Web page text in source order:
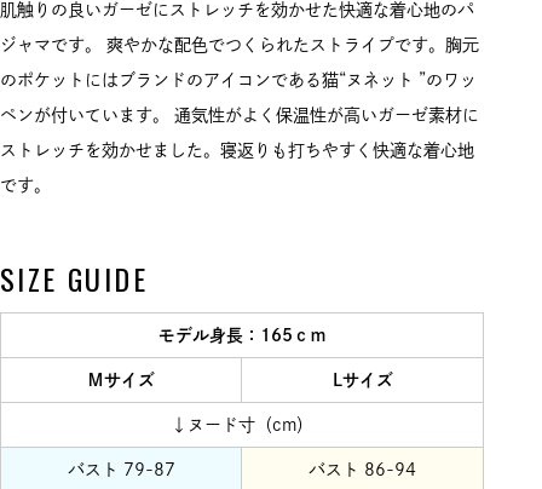
肌触りの良いガーゼにストレッチを効かせた快適な着心地のパ
ジャマです。 爽やかな配色でつくられたストライプです。胸元
のポケットにはブランドのアイコンである猫“ヌネット ”のワッ
ペンが付いています。 通気性がよく保温性が高いガーゼ素材に
ストレッチを効かせました。寝返りも打ちやすく快適な着心地
です。
SIZE GUIDE
モデル身長：165ｃｍ
Ｍサイズ Lサイズ
↓ヌード寸（cm）
バスト 79-87 バスト 86-94